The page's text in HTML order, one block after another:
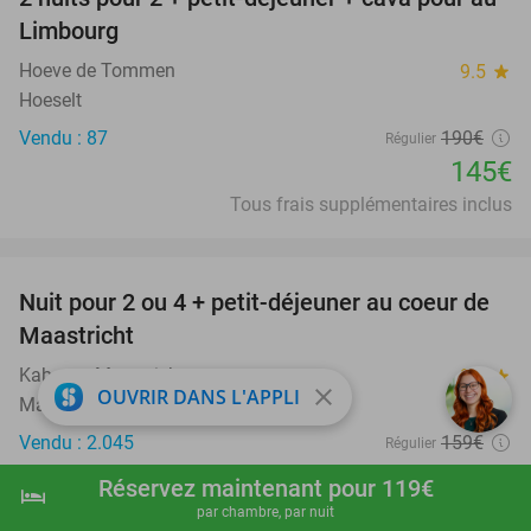
shopping_cart Réserver maintenant
hotel Réservez maintenant pour 119€
par chambre, par nuit
Limbourg
Hoeve de Tommen 9.5 star
Hoeselt
Vendu : 87
Régulier 190€
145€
Tous frais supplémentaires inclus
26%
Nuit pour 2 ou 4 + petit-déjeuner au coeur de
Maastricht
Kaboom Maastricht 9.2 star
Maastricht (+2 positions)
Vendu : 2.045
Régulier 159€
118€
OUVRIR DANS L'APPLI close